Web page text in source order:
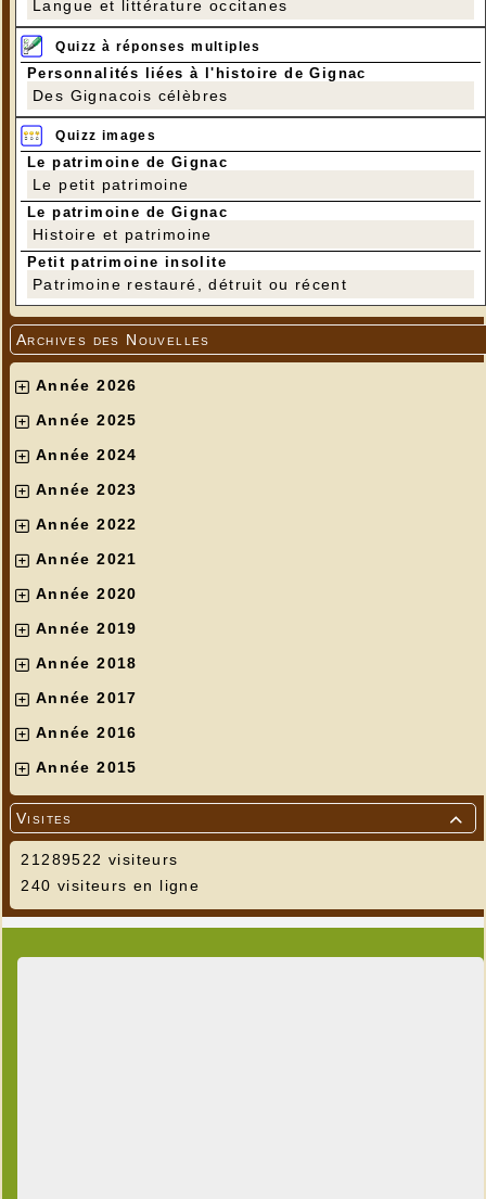
Langue et littérature occitanes
Quizz à réponses multiples
Personnalités liées à l'histoire de Gignac
Des Gignacois célèbres
Quizz images
Le patrimoine de Gignac
Le petit patrimoine
Le patrimoine de Gignac
Histoire et patrimoine
Petit patrimoine insolite
Patrimoine restauré, détruit ou récent
Archives des Nouvelles
Année 2026
Année 2025
Année 2024
Année 2023
Année 2022
Année 2021
Année 2020
Année 2019
Année 2018
Année 2017
Année 2016
Année 2015

Visites
21289522 visiteurs
240 visiteurs en ligne